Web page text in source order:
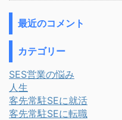
最近のコメント
カテゴリー
SES営業の悩み
人生
客先常駐SEに就活
客先常駐SEに転職